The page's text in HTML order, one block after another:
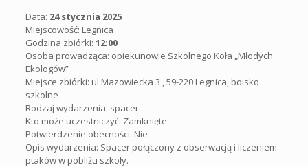
Data: 24 stycznia 2025
Miejscowość: Legnica
Godzina zbiórki: 12:00
Osoba prowadząca: opiekunowie Szkolnego Koła „Młodych
Ekologów”
Miejsce zbiórki: ul Mazowiecka 3 , 59-220 Legnica, boisko
szkolne
Rodzaj wydarzenia: spacer
Kto może uczestniczyć: Zamknięte
Potwierdzenie obecności: Nie
Opis wydarzenia: Spacer połączony z obserwacją i liczeniem
ptaków w pobliżu szkoły.